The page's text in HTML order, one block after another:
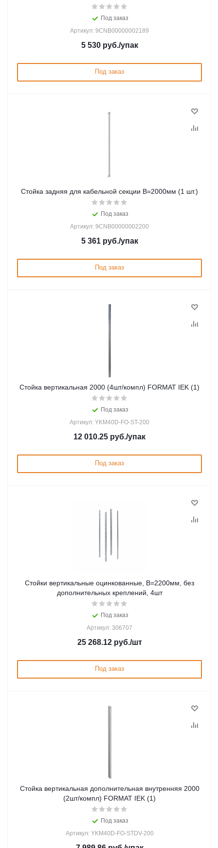
Под заказ
Артикул: 9CNB00000002189
5 530руб./упак
Под заказ
Стойка задняя для кабельной секции В=2000мм (1 шт.)
Под заказ
Артикул: 9CNB00000002200
5 361руб./упак
Под заказ
Стойка вертикальная 2000 (4шт/компл) FORMAT IEK (1)
Под заказ
Артикул: YKM40D-FO-ST-200
12 010.25 руб./упак
Под заказ
Стойки вертикальные оцинкованные, В=2200мм, без
дополнительных креплений, 4шт
Под заказ
Артикул: 306707
25 268.12руб./шт
Под заказ
Стойка вертикальная дополнительная внутренняя 2000
(2шт/компл) FORMAT IEK (1)
Под заказ
Артикул: YKM40D-FO-STDV-200